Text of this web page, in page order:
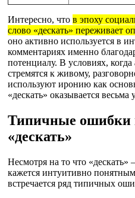
Интересно, что в эпоху
слово «дескать» переживает
оно активно используется в
комментариях именно
потенциалу. В условиях,
стремятся к живому,
используют иронию как
«дескать» оказывается
Типичные ошибки
«дескать»
Несмотря на то что «дескать»
кажется интуитивно
встречается ряд типичных